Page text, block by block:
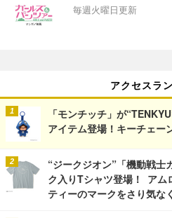
毎週火曜日更新
アクセスラ
「モンチッチ」が
アイテム登場！キーチェー
“ジークジオン”「機動戦士
ク入りTシャツ登場！ アム
ティーのマークをさり気な